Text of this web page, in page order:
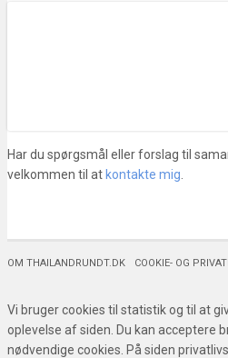
Har du spørgsmål eller forslag til
velkommen til at kontakte mig
OM THAILANDRUNDT.DK COOKIE- OG
Vi bruger cookies til statistik og til at
oplevelse af siden. Du kan acceptere
nødvendige cookies. På siden